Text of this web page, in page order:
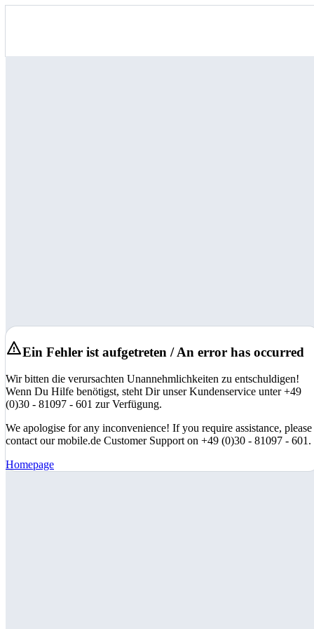
Ein Fehler ist aufgetreten / An error has occurred
Wir bitten die verursachten Unannehmlichkeiten zu entschuldigen!
Wenn Du Hilfe benötigst, steht Dir unser Kundenservice unter +49
(0)30 - 81097 - 601 zur Verfügung.
We apologise for any inconvenience! If you require assistance, please
contact our mobile.de Customer Support on +49 (0)30 - 81097 - 601.
Homepage